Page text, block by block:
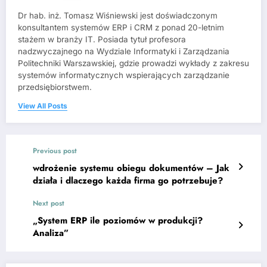
Dr hab. inż. Tomasz Wiśniewski jest doświadczonym
konsultantem systemów ERP i CRM z ponad 20-letnim
stażem w branży IT. Posiada tytuł profesora
nadzwyczajnego na Wydziale Informatyki i Zarządzania
Politechniki Warszawskiej, gdzie prowadzi wykłady z zakresu
systemów informatycznych wspierających zarządzanie
przedsiębiorstwem.
View All Posts
Previous post
wdrożenie systemu obiegu dokumentów – Jak
działa i dlaczego każda firma go potrzebuje?
Next post
„System ERP ile poziomów w produkcji?
Analiza”